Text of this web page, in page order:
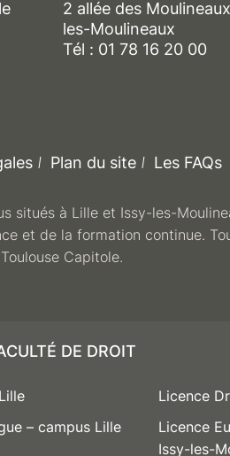
2 allée des
les-Moulineaux
Tél : 01 78 16 20 00
Plan du site Les FAQs
situés à Lille et Issy-les-
et de la formation continue.
Capitole.
DE DROIT
Licence
– campus Lille
Licence
Issy-les-